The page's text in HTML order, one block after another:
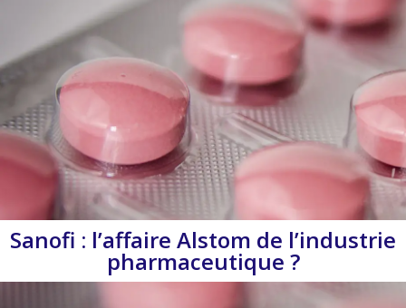
Sanofi : l’affaire Alstom de l’industrie
pharmaceutique ?